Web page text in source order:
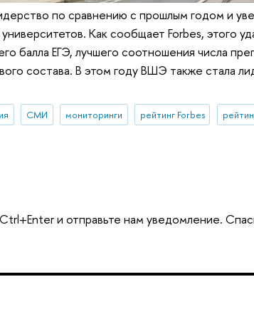
по сравнению с прошлым годом и
Как сообщает Forbes, этого
балла ЕГЭ, лучшего соотношения числа
состава. В этом году ВШЭ также стала
СМИ мониторинги рейтинг Forbes
и отправьте нам уведомление.